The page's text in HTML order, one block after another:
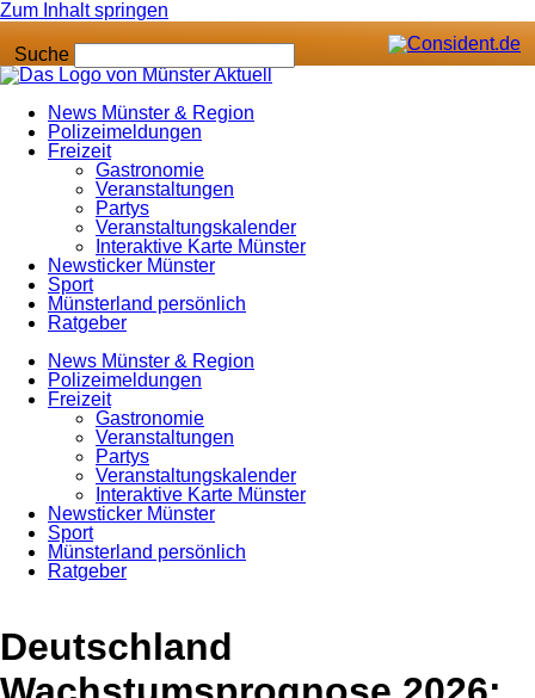
Zum Inhalt springen
Suche
News Münster & Region
Polizeimeldungen
Freizeit
Gastronomie
Veranstaltungen
Partys
Veranstaltungskalender
Interaktive Karte Münster
Newsticker Münster
Sport
Münsterland persönlich
Ratgeber
News Münster & Region
Polizeimeldungen
Freizeit
Gastronomie
Veranstaltungen
Partys
Veranstaltungskalender
Interaktive Karte Münster
Newsticker Münster
Sport
Münsterland persönlich
Ratgeber
Anzeige
Deutschland